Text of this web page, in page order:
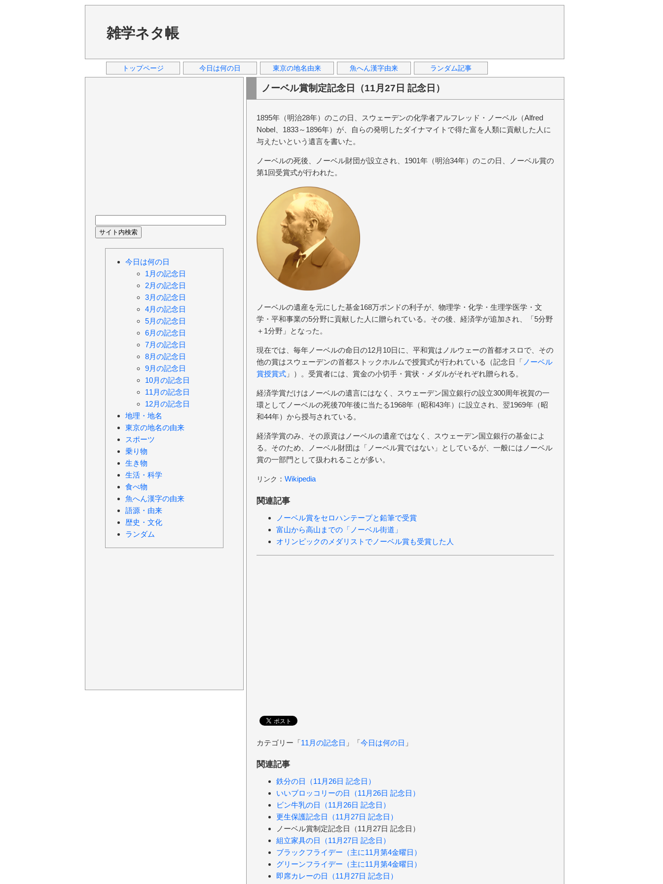
雑学ネタ帳
トップページ 今日は何の日 東京の地名由来 魚へん漢字由来 ランダム記事
ノーベル賞制定記念日（11月27日 記念日）
1895年（明治28年）のこの日、スウェーデンの化学者アルフレッド・ノーベル（Alfred
Nobel、1833～1896年）が、自らの発明したダイナマイトで得た富を人類に貢献した人に
与えたいという遺言を書いた。
ノーベルの死後、ノーベル財団が設立され、1901年（明治34年）のこの日、ノーベル賞の
第1回受賞式が行われた。
ノーベルの遺産を元にした基金168万ポンドの利子が、物理学・化学・生理学医学・文
学・平和事業の5分野に貢献した人に贈られている。その後、経済学が追加され、「5分野
＋1分野」となった。
現在では、毎年ノーベルの命日の12月10日に、平和賞はノルウェーの首都オスロで、その
他の賞はスウェーデンの首都ストックホルムで授賞式が行われている（記念日「 ノーベル
賞授賞式 」）。受賞者には、賞金の小切手・賞状・メダルがそれぞれ贈られる。
経済学賞だけはノーベルの遺言にはなく、スウェーデン国立銀行の設立300周年祝賀の一
環としてノーベルの死後70年後に当たる1968年（昭和43年）に設立され、翌1969年（昭
和44年）から授与されている。
経済学賞のみ、その原資はノーベルの遺産ではなく、スウェーデン国立銀行の基金によ
る。そのため、ノーベル財団は「ノーベル賞ではない」としているが、一般にはノーベル
賞の一部門として扱われることが多い。
リンク ： Wikipedia
関連記事
ノーベル賞をセロハンテープと鉛筆で受賞
富山から高山までの「ノーベル街道」
オリンピックのメダリストでノーベル賞も受賞した人
カテゴリー「11月の記念日 」「今日は何の日 」
関連記事
鉄分の日（11月26日 記念日）
いいブロッコリーの日（11月26日 記念日）
ビン牛乳の日（11月26日 記念日）
更生保護記念日（11月27日 記念日）
ノーベル賞制定記念日（11月27日 記念日）
組立家具の日（11月27日 記念日）
ブラックフライデー（主に11月第4金曜日）
グリーンフライデー（主に11月第4金曜日）
即席カレーの日（11月27日 記念日）
今日は何の日
1月の記念日
2月の記念日
3月の記念日
4月の記念日
5月の記念日
6月の記念日
7月の記念日
8月の記念日
9月の記念日
10月の記念日
11月の記念日
12月の記念日
地理・地名
東京の地名の由来
スポーツ
乗り物
生き物
生活・科学
食べ物
魚へん漢字の由来
語源・由来
歴史・文化
ランダム